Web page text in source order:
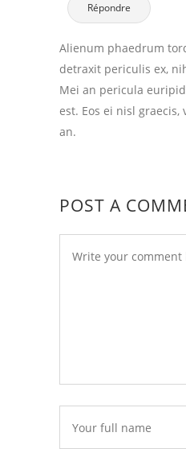
Répondre
Alienum phaedrum
detraxit periculis ex,
Mei an pericula
est. Eos ei nisl
an.
POST A